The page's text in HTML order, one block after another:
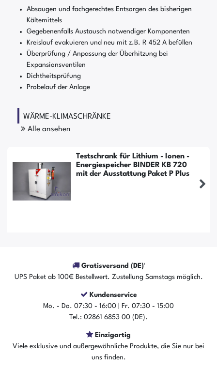
Absaugen und fachgerechtes Entsorgen des bisherigen
Kältemittels
Gegebenenfalls Austausch notwendiger Komponenten
Kreislauf evakuieren und neu mit z.B. R 452 A befüllen
Überprüfung / Anpassung der Überhitzung bei
Expansionsventilen
Dichtheitsprüfung
Probelauf der Anlage
WÄRME-KLIMASCHRÄNKE
Alle ansehen
Testschrank für Lithium - Ionen -
Energiespeicher BINDER KB 720
mit der Ausstattung Paket P Plus
Der Artikel ist sofort verfügbar
In den Warenkorb
Gratisversand (DE)¹
UPS Paket ab 100€ Bestellwert. Zustellung Samstags möglich.
Kundenservice
Mo. - Do. 07:30 - 16:00 | Fr. 07:30 - 15:00
Tel.: 02861 6853 00 (DE).
Einzigartig
Viele exklusive und außergewöhnliche Produkte, die Sie nur bei
uns finden.